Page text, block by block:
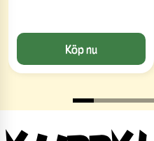
Köp nu